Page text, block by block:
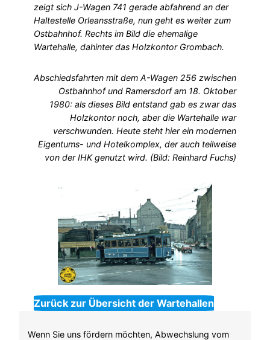
zeigt sich J-Wagen 741 gerade abfahrend an der
Haltestelle Orleansstraße, nun geht es weiter zum
Ostbahnhof. Rechts im Bild die ehemalige
Wartehalle, dahinter das Holzkontor Grombach.
Abschiedsfahrten mit dem A-Wagen 256 zwischen
Ostbahnhof und Ramersdorf am 18. Oktober
1980: als dieses Bild entstand gab es zwar das
Holzkontor noch, aber die Wartehalle war
verschwunden. Heute steht hier ein modernen
Eigentums- und Hotelkomplex, der auch teilweise
von der IHK genutzt wird. (Bild: Reinhard Fuchs)
Zurück zur Übersicht der Wartehallen
Wenn Sie uns fördern möchten, Abwechslung vom